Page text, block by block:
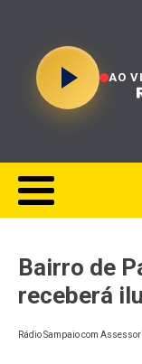
AO
Bairro de
receberá
Rádio Sampaio com